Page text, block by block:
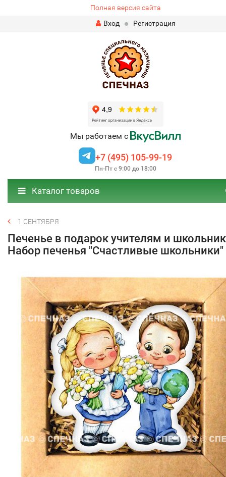
Полная версия сайта
Вход
Регистрация
Мы работаем с
+7 (495) 105-99-19
Пн-Пт с 9:00 до 18:00
Каталог товаров
1 СЕНТЯБРЯ
Печенье в подарок учителям и
Набор печенья "Счастливые школьники"